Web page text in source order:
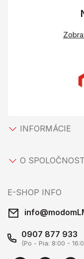
INFORMÁCIE
O
E-SHOP INFO
0907 877 933
(Po - Pia: 8:00 -